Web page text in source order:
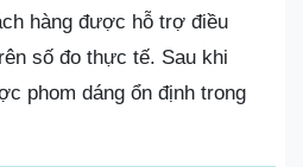
hàng được hỗ trợ điều
số đo thực tế. Sau khi
phom dáng ổn định trong